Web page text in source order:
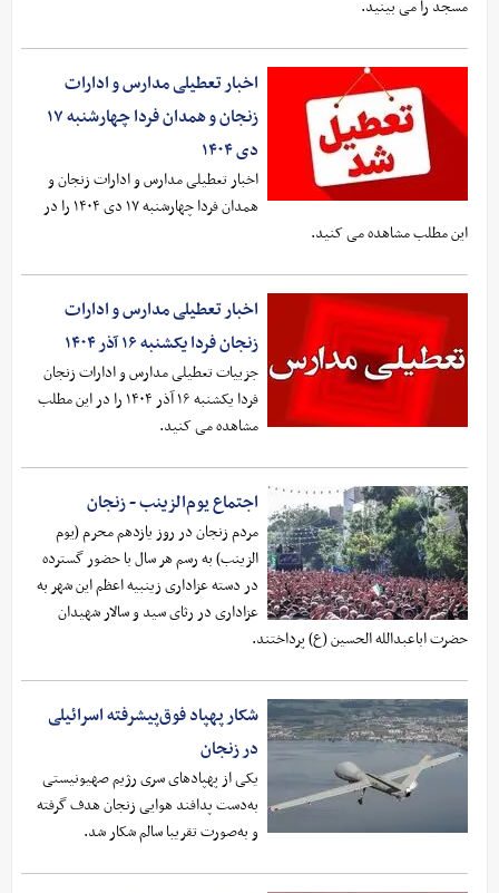
مسجد را می بینید.
اخبار تعطیلی مدارس و ادارات
زنجان و همدان فردا چهارشنبه ۱۷
دی ۱۴۰۴
اخبار تعطیلی مدارس و ادارات زنجان و
همدان فردا چهارشنبه ۱۷ دی ۱۴۰۴ را در
این مطلب مشاهده می کنید.
اخبار تعطیلی مدارس و ادارات
زنجان فردا یکشنبه ۱۶ آذر ۱۴۰۴
جزییات تعطیلی مدارس و ادارات زنجان
فردا یکشنبه ۱۶ آذر ۱۴۰۴ را در این مطلب
مشاهده می کنید.
اجتماع یوم‌الزینب - زنجان
مردم زنجان در روز یازدهم محرم (یوم
الزینب) به رسم هر سال با حضور گسترده
در دسته عزاداری زینبیه اعظم این شهر به
عزاداری در رثای سید و سالار شهیدان
حضرت اباعبدالله الحسین (ع) پرداختند.
شکار پهپاد فوق‌پیشرفته اسرائیلی
در زنجان
یکی از پهپادهای سری رژیم صهیونیستی
به‌دست پدافند هوایی زنجان هدف گرفته
و به‌صورت تقریبا سالم شکار شد.